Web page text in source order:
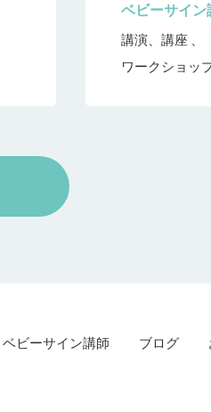
ベビーサイン
講演、講座 、
ワークショッ
ベビーサイン講師 ブログ